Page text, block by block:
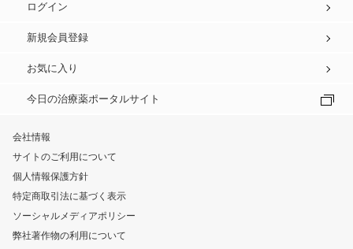
ログイン
新規会員登録
お気に入り
今日の治療薬ポータルサイト
会社情報
サイトのご利用について
個人情報保護方針
特定商取引法に基づく表示
ソーシャルメディアポリシー
弊社著作物の利用について